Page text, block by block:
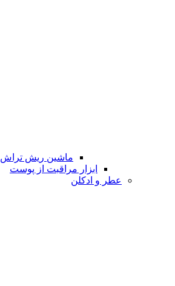
ماشین ریش تراش
ابزار مراقبت از پوست
عطر و ادکلن